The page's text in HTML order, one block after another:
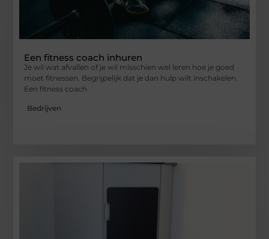
Een fitness coach inhuren
Je wil wat afvallen of je wil misschien wel leren hoe je goed
moet fitnessen. Begrijpelijk dat je dan hulp wilt inschakelen.
Een fitness coach
Bedrijven